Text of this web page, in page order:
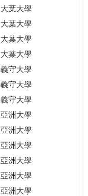
大葉大學
大葉大學
大葉大學
大葉大學
義守大學
義守大學
義守大學
亞洲大學
亞洲大學
亞洲大學
亞洲大學
亞洲大學
亞洲大學